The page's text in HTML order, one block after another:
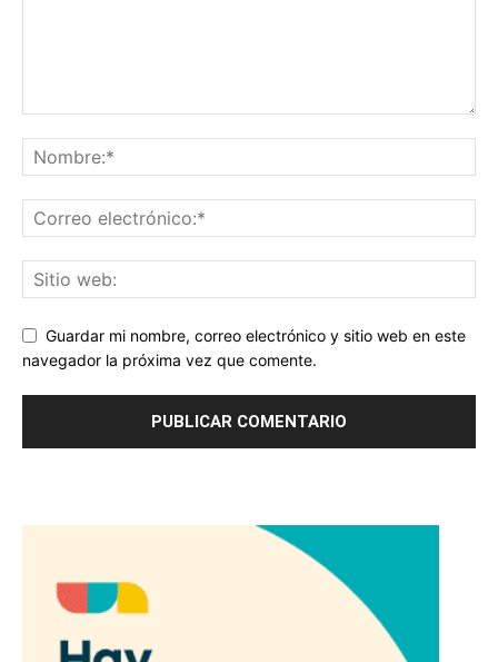
Guardar mi nombre, correo electrónico y sitio web en este
navegador la próxima vez que comente.